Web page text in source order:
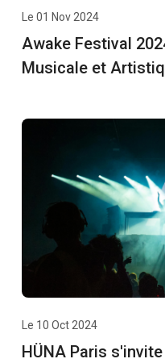
Le 01 Nov 2024
Awake Festival
Musicale et
Le 10 Oct 2024
HÜNA Paris